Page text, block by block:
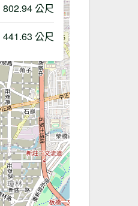
802.94 公尺
441.63 公尺